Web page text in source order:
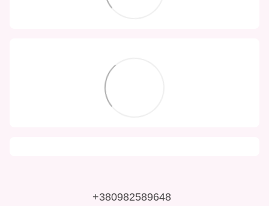
+380982589648